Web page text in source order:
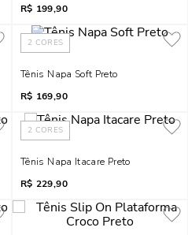
R$ 199,90
2 CORES
Tênis Napa Soft Preto
R$ 169,90
2 CORES
Tênis Napa Itacare Preto
R$ 229,90